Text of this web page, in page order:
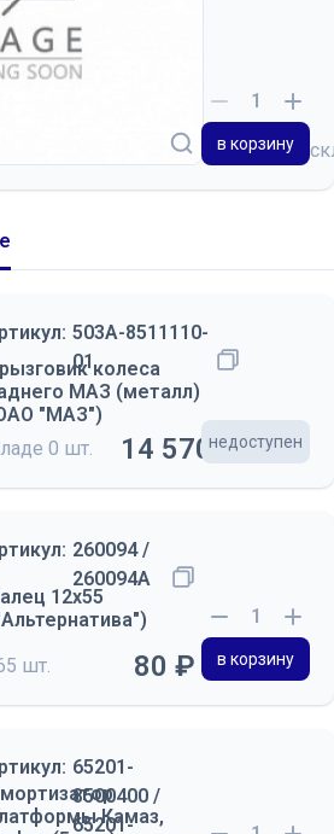
на
в корзину
503А-8511110-
01колеса
МАЗ (металл)
"МАЗ")
0 шт. 14 570 ₽недоступен
260094 /
260094А
12х55
шт. 80 ₽ в корзину
65201-
8500400 /
65201-
Камаз,